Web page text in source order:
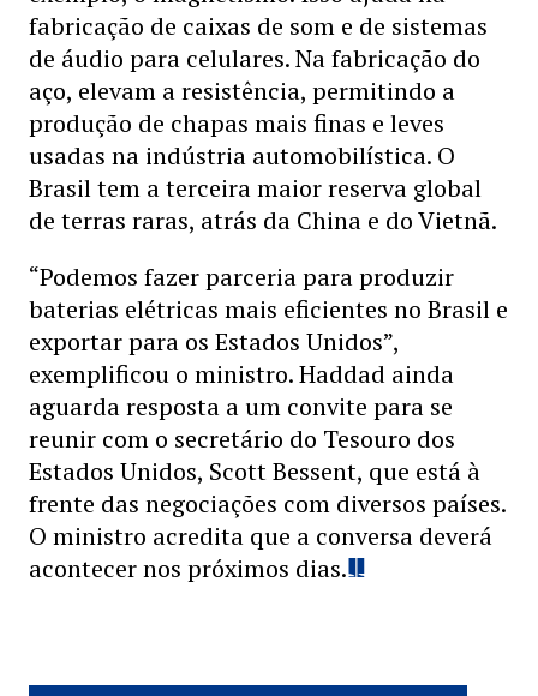
fabricação de caixas de som e de sistemas
de áudio para celulares. Na fabricação do
aço, elevam a resistência, permitindo a
produção de chapas mais finas e leves
usadas na indústria automobilística. O
Brasil tem a terceira maior reserva global
de terras raras, atrás da China e do Vietnã.
“Podemos fazer parceria para produzir
baterias elétricas mais eficientes no Brasil e
exportar para os Estados Unidos”,
exemplificou o ministro. Haddad ainda
aguarda resposta a um convite para se
reunir com o secretário do Tesouro dos
Estados Unidos, Scott Bessent, que está à
frente das negociações com diversos países.
O ministro acredita que a conversa deverá
acontecer nos próximos dias.